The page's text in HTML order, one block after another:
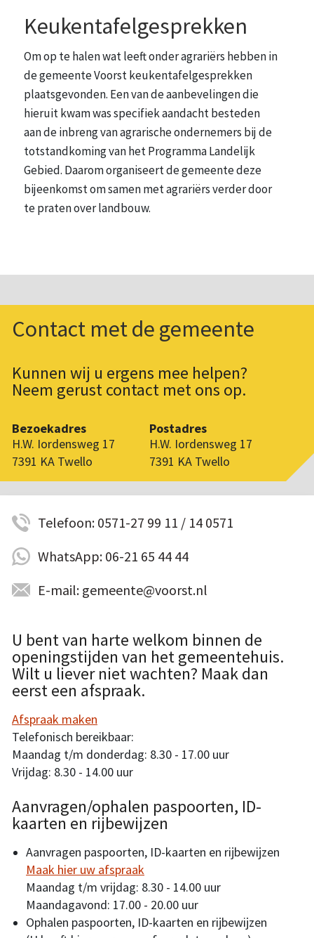
Keukentafelgesprekken
Om op te halen wat leeft onder agrariërs hebben in
de gemeente Voorst keukentafelgesprekken
plaatsgevonden. Een van de aanbevelingen die
hieruit kwam was specifiek aandacht besteden
aan de inbreng van agrarische ondernemers bij de
totstandkoming van het Programma Landelijk
Gebied. Daarom organiseert de gemeente deze
bijeenkomst om samen met agrariërs verder door
te praten over landbouw.
Contact met de gemeente
Kunnen wij u ergens mee helpen?
Neem gerust contact met ons op.
Bezoekadres
H.W. Iordensweg 17
7391 KA Twello
Postadres
H.W. Iordensweg 17
7391 KA Twello
Telefoon: 0571-27 99 11 / 14 0571
WhatsApp: 06-21 65 44 44
E-mail: gemeente@voorst.nl
U bent van harte welkom binnen de
openingstijden van het gemeentehuis.
Wilt u liever niet wachten? Maak dan
eerst een afspraak.
Afspraak maken
Telefonisch bereikbaar:
Maandag t/m donderdag: 8.30 - 17.00 uur
Vrijdag: 8.30 - 14.00 uur
Aanvragen/ophalen paspoorten, ID-
kaarten en rijbewijzen
Aanvragen paspoorten, ID-kaarten en rijbewijzen
Maak hier uw afspraak
Maandag t/m vrijdag: 8.30 - 14.00 uur
Maandagavond: 17.00 - 20.00 uur
Ophalen paspoorten, ID-kaarten en rijbewijzen